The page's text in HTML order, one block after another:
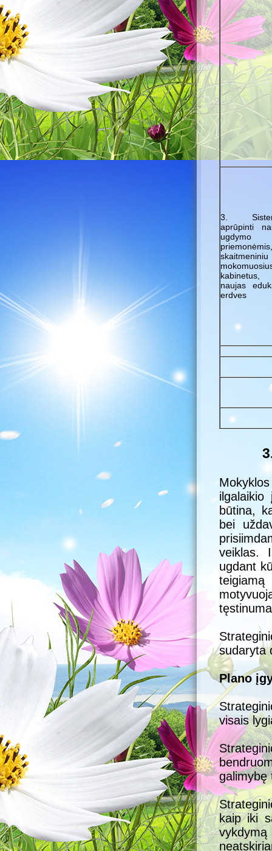
3.
aprūpinti
ugdymo
priemonėmis,
skaitmeniniu
naujas
erdves
ilgalaikio
būtina,
bei
veiklas.
ugdant
sudaryta
Plano
visais
galimybę
kaip iki
vykdymą